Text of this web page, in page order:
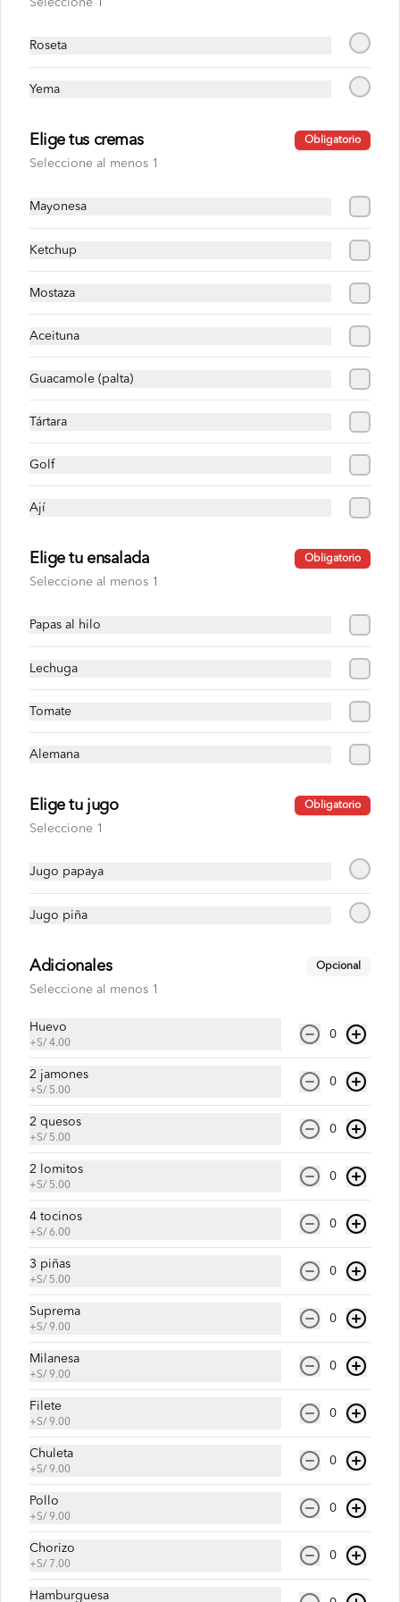
Lechón con pavo
Pan roseta o yema, lechon, pavo, cremas
Lechón con pollo
deshilachado, cremas , ensaladas, papas
S/ 30.00
Milanesa con pavo
Pan roseta o yema, milanesa de pollo,
S/ 30.00
Pan roseta o yema, pavo, chuleta, cremas
Pan roseta o yema, pavo, pollo
deshilachado, cremas , ensaladas, papas
Jugos
Jugo de fresa con leche
Seleccione 1
Roseta
Yema
Elige tus cremas Obligatorio
Seleccione al menos 1
Mayonesa
Ketchup
Mostaza
Aceituna
Guacamole (palta)
Tártara
Golf
Ají
Elige tu ensalada Obligatorio
Seleccione al menos 1
Papas al hilo
Lechuga
Tomate
Alemana
Elige tu jugo Obligatorio
Seleccione 1
Jugo papaya
Jugo piña
Adicionales Opcional
Seleccione al menos 1
Huevo
+S/ 4.00
0
2 jamones
+S/ 5.00
0
2 quesos
+S/ 5.00
0
2 lomitos
+S/ 5.00
0
4 tocinos
+S/ 6.00
0
3 piñas
+S/ 5.00
0
Suprema
+S/ 9.00
0
Milanesa
+S/ 9.00
0
Filete
+S/ 9.00
0
Chuleta
+S/ 9.00
0
Pollo
+S/ 9.00
0
Chorizo
+S/ 7.00
0
Hamburguesa